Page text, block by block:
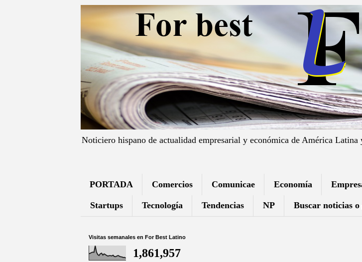
Noticiero hispano de actualidad empresarial y económica de América Latina
PORTADA Comercios Comunicae Economía
Startups Tecnología Tendencias NP Buscar noticias o
Visitas semanales en For Best Latino
1,861,957